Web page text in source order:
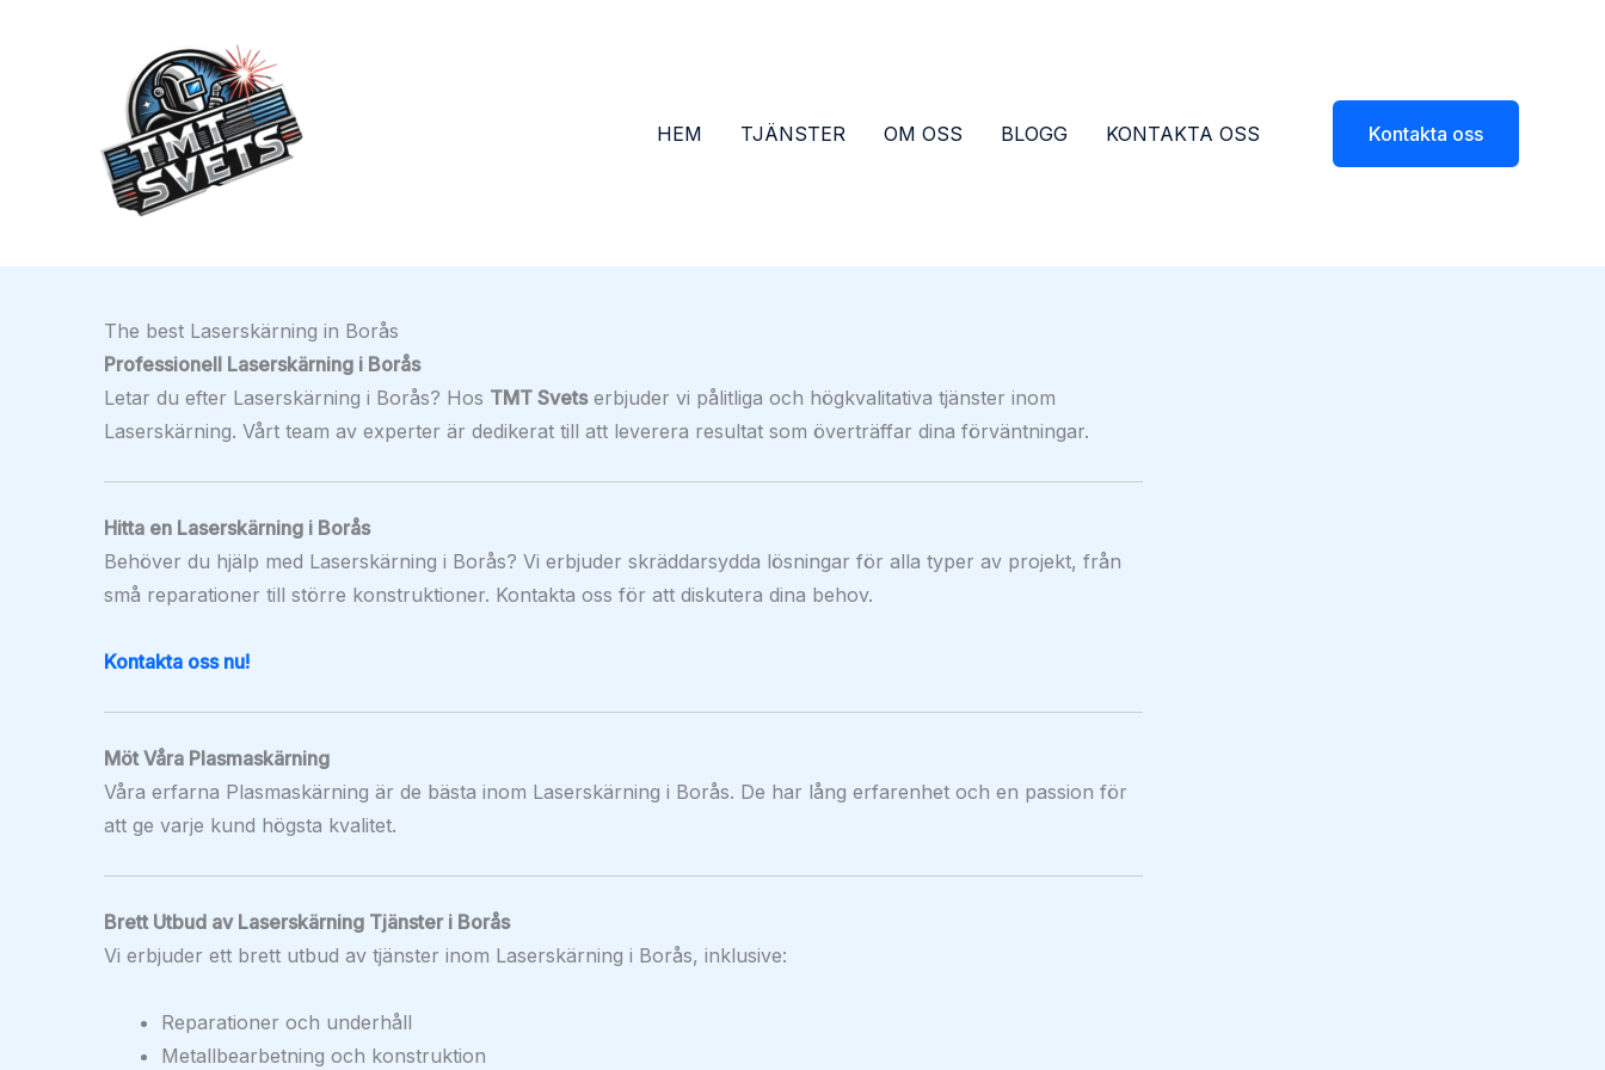
HEM TJÄNSTER OM OSS BLOGG KONTAKTA OSS Kontakta oss
The best Laserskärning in Borås
Professionell Laserskärning i Borås
Letar du efter Laserskärning i Borås? Hos TMT Svetserbjuder vi pålitliga och högkvalitativa tjänster inom
Laserskärning. Vårt team av experter är dedikerat till att leverera resultat som överträffar dina förväntningar.
Hitta en Laserskärning i Borås
Behöver du hjälp med Laserskärning i Borås? Vi erbjuder skräddarsydda lösningar för alla typer av projekt, från
små reparationer till större konstruktioner. Kontakta oss för att diskutera dina behov.
Kontakta oss nu!
Möt Våra Plasmaskärning
Våra erfarna Plasmaskärning är de bästa inom Laserskärning i Borås. De har lång erfarenhet och en passion för
att ge varje kund högsta kvalitet.
Brett Utbud av Laserskärning Tjänster i Borås
Vi erbjuder ett brett utbud av tjänster inom Laserskärning i Borås, inklusive:
Reparationer och underhåll
Metallbearbetning och konstruktion